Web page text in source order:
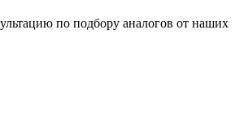
по подбору аналогов от наших